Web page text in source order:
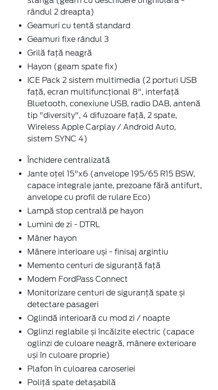
rândul 2 dreapta)
Geamuri cu tentă standard
Geamuri fixe rândul 3
Grilă față neagră
Hayon (geam spate fix)
ICE Pack 2 sistem multimedia (2 porturi USB
față, ecran multifuncțional 8", interfață
Bluetooth, conexiune USB, radio DAB, antenă
tip "diversity", 4 difuzoare față, 2 spate,
Wireless Apple Carplay / Android Auto,
sistem SYNC 4)
Închidere centralizată
Jante oțel 15"x6 (anvelope 195/65 R15 BSW,
capace integrale jante, prezoane fără antifurt,
anvelope cu profil de rulare Eco)
Lampă stop centrală pe hayon
Lumini de zi - DTRL
Mâner hayon
Mânere interioare uși - finisaj argintiu
Memento centuri de siguranță față
Modem FordPass Connect
Monitorizare centuri de siguranță spate și
detectare pasageri
Oglindă interioară cu mod zi / noapte
Oglinzi reglabile și încălzite electric (capace
oglinzi de culoare neagră, mânere exterioare
uși în culoare proprie)
Plafon în culoarea caroseriei
Poliță spate detașabilă